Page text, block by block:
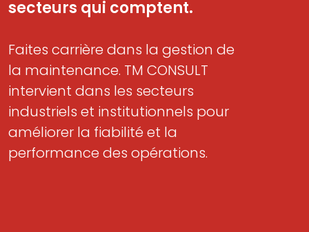
secteurs qui comptent.
Faites carrière dans la gestion de
la maintenance. TM CONSULT
intervient dans les secteurs
industriels et institutionnels pour
améliorer la fiabilité et la
performance des opérations.